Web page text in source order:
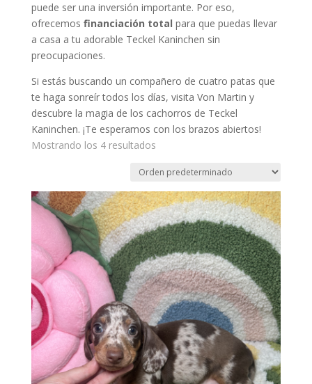
puede ser una inversión importante. Por eso,
ofrecemos financiación total para que puedas llevar
a casa a tu adorable Teckel Kaninchen sin
preocupaciones.
Si estás buscando un compañero de cuatro patas que
te haga sonreír todos los días, visita Von Martin y
descubre la magia de los cachorros de Teckel
Kaninchen. ¡Te esperamos con los brazos abiertos!
Mostrando los 4 resultados